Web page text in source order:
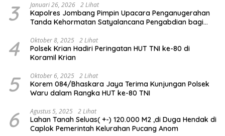
3 Januari 26, 2026 2 Lihat
Kapolres Jombang Pimpin Upacara Penganugerahan
Tanda Kehormatan Satyalancana Pengabdian bagi
4 Oktober 8, 2025 2 Lihat
Polsek Krian Hadiri Peringatan HUT TNI ke-80 di
Koramil Krian
5 Oktober 6, 2025 2 Lihat
Korem 084/Bhaskara Jaya Terima Kunjungan Polsek
6 Agustus 5, 2025 2 Lihat
Lahan Tanah Seluas( +-) 120.000 M2 ,di Duga Hendak di
Caplok Pemerintah Kelurahan Pucang Anom